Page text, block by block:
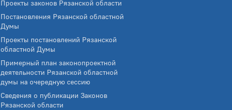
Проекты законов Рязанской области
Постановления Рязанской областной
Думы
Проекты постановлений Рязанской
областной Думы
Примерный план законопроектной
деятельности Рязанской областной
думы на очередную сессию
Сведения о публикации Законов
Рязанской области